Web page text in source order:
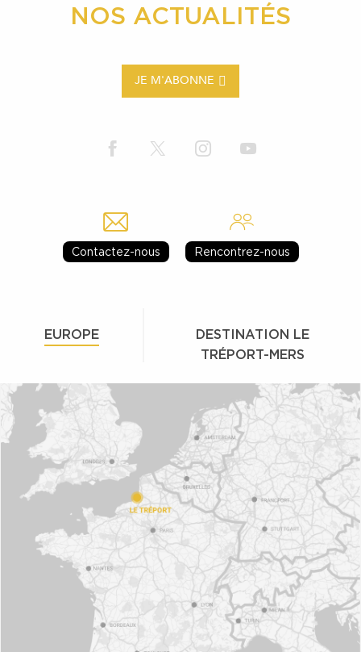
NOS ACTUALITÉS
JE M'ABONNE
Contactez-nous Rencontrez-nous
EUROPE
DESTINATION LE
TRÉPORT-MERS